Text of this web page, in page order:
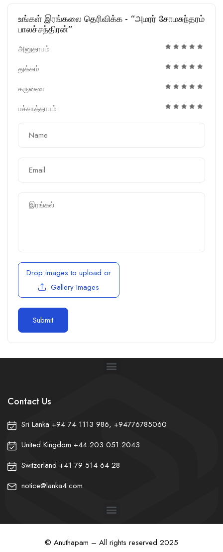
உங்கள் இரங்கலை தெரிவிக்க - “அமரர் சோமசுந்தரம்
பாலச்சந்திரன்”
அனுதாபம்
துக்கம்
கருணை
பச்சாத்தாபம்
Drop images to upload or
Gallery Images
Contact Us
Sri Lanka +94 74 1113 986, +94776785060
United Kingdom +44 203 051 2043
Switzerland +41 79 514 64 28
notice@lanka4.com
© Anuthapam – All rights reserved 2025